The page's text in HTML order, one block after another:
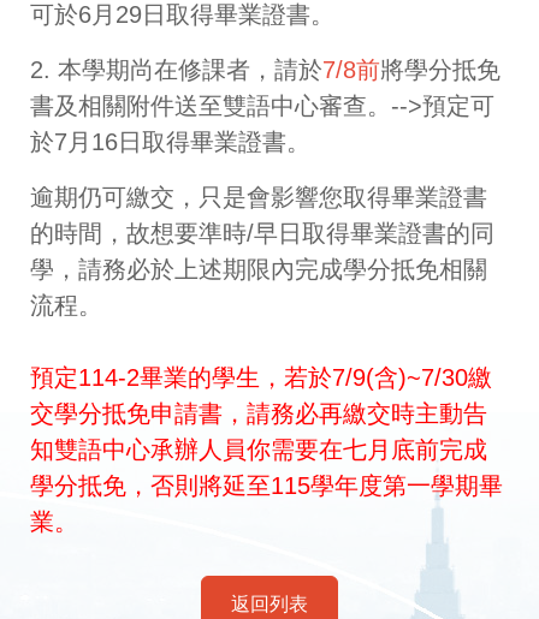
可於6月29日取得畢業證書。
2. 本學期尚在修課者，請於7/8前將學分抵免
書及相關附件送至雙語中心審查。-->預定可
於7月16日取得畢業證書。
逾期仍可繳交，只是會影響您取得畢業證書
的時間，故想要準時/早日取得畢業證書的同
學，請務必於上述期限內完成學分抵免相關
流程。
預定114-2畢業的學生，若於7/9(含)~7/30繳
交學分抵免申請書，請務必再繳交時主動告
知雙語中心承辦人員你需要在七月底前完成
學分抵免，否則將延至115學年度第一學期畢
業。
返回列表